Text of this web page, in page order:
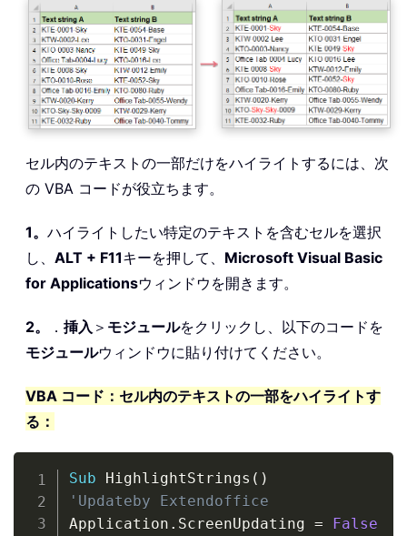
セル内のテキストの一部だけをハイライトするには、次
の VBA コードが役立ちます。
1。 ハイライトしたい特定のテキストを含むセルを選択
し、 ALT + F11キーを押して、 Microsoft Visual Basic
for Applicationsウィンドウを開きます。
2。 ． 挿入 ＞ モジュールをクリックし、以下のコードを
モジュールウィンドウに貼り付けてください。
VBA コード：セル内のテキストの一部をハイライトす
る：
Sub HighlightStrings ( )
'Updateby Extendoffice
Application . ScreenUpdating =
False